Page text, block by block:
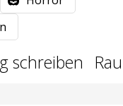
schreiben